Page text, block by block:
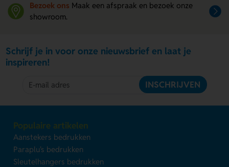
Bezoek ons Maak een afspraak en bezoek onze
showroom.
Schrijf je in voor onze nieuwsbrief en laat je
inspireren!
INSCHRIJVEN
Populaire artikelen
Aanstekers bedrukken
Paraplu's bedrukken
Sleutelhangers bedrukken